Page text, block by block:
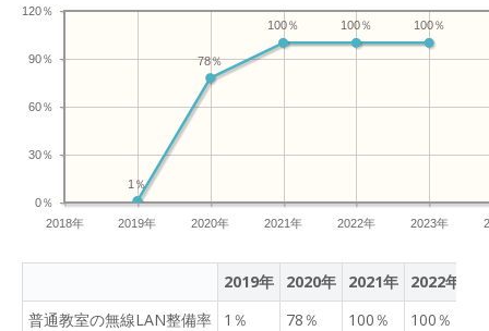
2018年 2019年 2020年 2021年 2022年 2023年
0％
30％
60％
90％
120％
100％
100％
100％
78％
1％
2019年 2020年 2021年 2022年
普通教室の無線LAN整備率
1％ 78％ 100％ 100％